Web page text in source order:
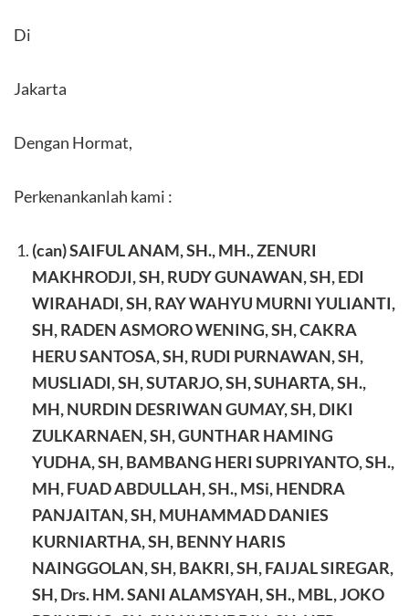
Di
Jakarta
Dengan Hormat,
Perkenankanlah kami :
(can) SAIFUL ANAM, SH., MH., ZENURI
MAKHRODJI, SH,RUDY GUNAWAN, SH, EDI
WIRAHADI, SH, RAY WAHYU MURNI YULIANTI,
SH, RADEN ASMORO WENING, SH, CAKRA
HERU SANTOSA, SH, RUDI PURNAWAN, SH,
MUSLIADI, SH, SUTARJO, SH, SUHARTA, SH.,
MH, NURDIN DESRIWAN GUMAY, SH, DIKI
ZULKARNAEN, SH, GUNTHAR HAMING
YUDHA, SH, BAMBANG HERI SUPRIYANTO, SH.,
MH, FUAD ABDULLAH, SH., MSi, HENDRA
PANJAITAN, SH, MUHAMMAD DANIES
KURNIARTHA, SH, BENNY HARIS
NAINGGOLAN, SH, BAKRI, SH, FAIJAL SIREGAR,
SH, Drs. HM. SANI ALAMSYAH, SH., MBL, JOKO